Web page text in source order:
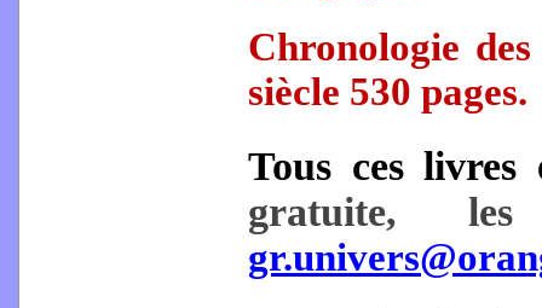
Chronologie
siècle 530 pages.
Tous ces
gratuite,